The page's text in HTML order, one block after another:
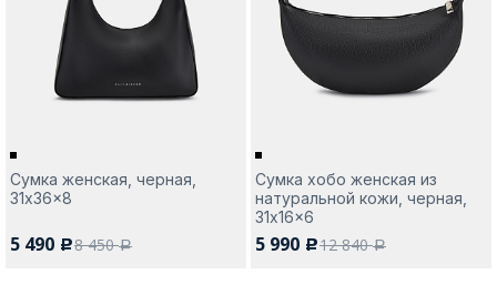
Сумка женская, черная,
31x36x8
5 490 c8 450a
Сумка хобо женская из
натуральной кожи, черная,
31x16x6
5 990 c12 840a